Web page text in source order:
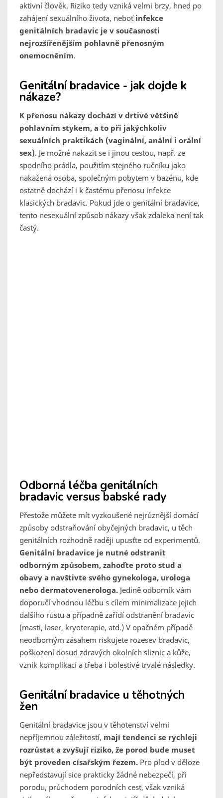
aktivní člověk. Riziko tedy vzniká velmi brzy, hned po
zahájení sexuálního života, neboť infekce
genitálních bradavic je v současnosti
nejrozšířenějším pohlavně přenosným
onemocněním.
Genitální bradavice - jak dojde k
nákaze?
K přenosu nákazy dochází v drtivé většině
pohlavním stykem, a to při jakýchkoliv
sexuálních praktikách (vaginální, anální i orální
sex). Je možné nakazit se i jinou cestou, např. ze
spodního prádla, použitím stejného ručníku jako
nakažená osoba, společným pobytem v bazénu, kde
ostatně dochází i k častému přenosu infekce
klasických bradavic. Pokud jde o genitální bradavice,
tento nesexuální způsob nákazy však zdaleka není tak
častý.
Odborná léčba genitálních
bradavic versus babské rady
Přestože můžete mít vyzkoušené nejrůznější domácí
způsoby odstraňování obyčejných bradavic, u těch
genitálních rozhodně raději upusťte od experimentů.
Genitální bradavice je nutné odstranit
odborným způsobem, zahoďte proto stud a
obavy a navštivte svého gynekologa, urologa
nebo dermatovenerologa. Jedině odborník vám
doporučí vhodnou léčbu s cílem minimalizace jejich
dalšího růstu a případně zařídí odstranění bradavic
(masti, laser, kryoterapie, atd.) V opačném případě
neodborným zásahem riskujete rozesev bradavic,
poškození dosud zdravých okolních sliznic a kůže,
vznik komplikací a třeba i bolestivé trvalé následky.
Genitální bradavice u těhotných
žen
Genitální bradavice jsou v těhotenství velmi
nepříjemnou záležitostí, mají tendenci se rychleji
rozrůstat a zvyšují riziko, že porod bude muset
být proveden císařským řezem. Pro plod v děloze
nepředstavují sice prakticky žádné nebezpečí, při
porodu, průchodem porodních cest, však vzniká